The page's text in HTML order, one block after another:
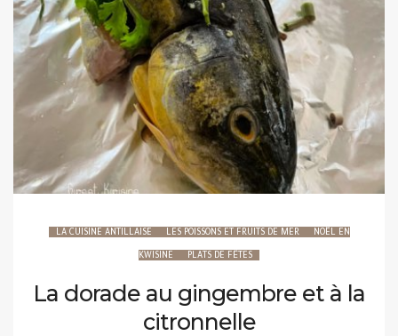
LA CUISINE ANTILLAISE LES POISSONS ET FRUITS DE MER NOËL EN
KWISINE PLATS DE FÊTES
La dorade au gingembre et à la
citronnelle